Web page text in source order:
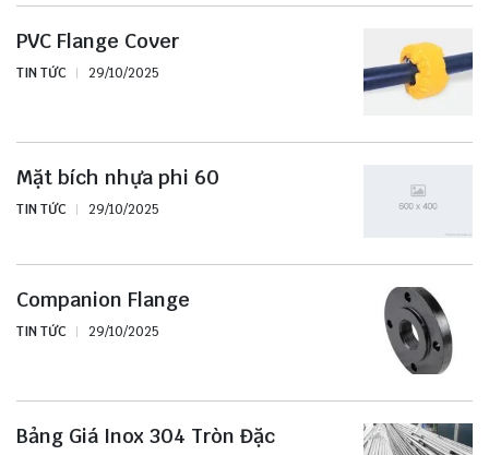
PVC Flange Cover
TIN TỨC 29/10/2025
Mặt bích nhựa phi 60
TIN TỨC 29/10/2025
Companion Flange
TIN TỨC 29/10/2025
Bảng Giá Inox 304 Tròn Đặc